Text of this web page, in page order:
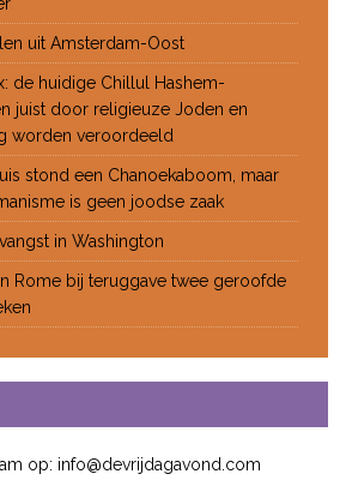
uit Amsterdam-Oost
de huidige Chillul Hashem-
juist door religieuze Joden en
worden veroordeeld
stond een Chanoekaboom, maar
is geen joodse zaak
in Washington
Rome bij teruggave twee geroofde
op: info@devrijdagavond.com